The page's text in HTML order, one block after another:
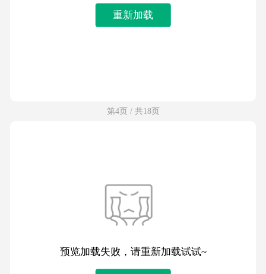
重新加载
第4页 / 共18页
预览加载失败，请重新加载试试~